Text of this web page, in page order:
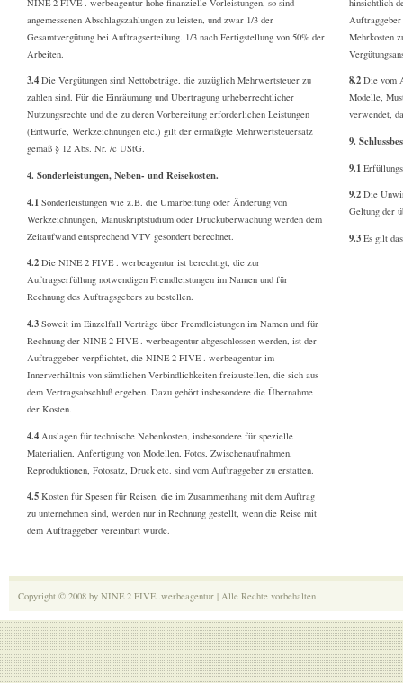
NINE 2 FIVE . werbeagentur hohe finanzielle Vorleistungen, so sind
angemessenen Abschlagszahlungen zu leisten, und zwar 1/3 der
Gesamtvergütung bei Auftragserteilung. 1/3 nach Fertigstellung von 50% der
Arbeiten.
3.4 Die Vergütungen sind Nettobeträge, die zuzüglich Mehrwertsteuer zu
zahlen sind. Für die Einräumung und Übertragung urheberrechtlicher
Nutzungsrechte und die zu deren Vorbereitung erforderlichen Leistungen
(Entwürfe, Werkzeichnungen etc.) gilt der ermäßigte Mehrwertsteuersatz
gemäß § 12 Abs. Nr. /c UStG.
4. Sonderleistungen, Neben- und Reisekosten.
4.1 Sonderleistungen wie z.B. die Umarbeitung oder Änderung von
Werkzeichnungen, Manuskriptstudium oder Drucküberwachung werden dem
Zeitaufwand entsprechend VTV gesondert berechnet.
4.2 Die NINE 2 FIVE . werbeagentur ist berechtigt, die zur
Auftragserfüllung notwendigen Fremdleistungen im Namen und für
Rechnung des Auftragsgebers zu bestellen.
4.3 Soweit im Einzelfall Verträge über Fremdleistungen im Namen und für
Rechnung der NINE 2 FIVE . werbeagentur abgeschlossen werden, ist der
Auftraggeber verpflichtet, die NINE 2 FIVE . werbeagentur im
Innerverhältnis von sämtlichen Verbindlichkeiten freizustellen, die sich aus
dem Vertragsabschluß ergeben. Dazu gehört insbesondere die Übernahme
der Kosten.
4.4 Auslagen für technische Nebenkosten, insbesondere für spezielle
Materialien, Anfertigung von Modellen, Fotos, Zwischenaufnahmen,
Reproduktionen, Fotosatz, Druck etc. sind vom Auftraggeber zu erstatten.
4.5 Kosten für Spesen für Reisen, die im Zusammenhang mit dem Auftrag
zu unternehmen sind, werden nur in Rechnung gestellt, wenn die Reise mit
dem Auftraggeber vereinbart wurde.
hinsichtlich
Auftraggeber
Mehrkosten
8.2Die vom
Modelle,
verwendet,
9.
9.1
9.2Die
Geltung der
9.3Es gilt
Copyright © 2008 by NINE 2 FIVE .werbeagentur | Alle Rechte vorbehalten